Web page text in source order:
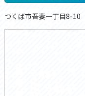
つくば市吾妻一丁目8-10